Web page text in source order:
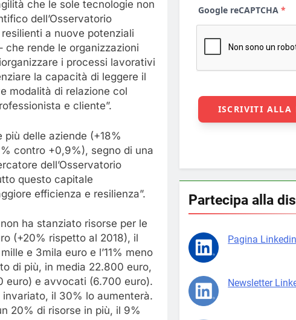
che le sole tecnologie non
dell’Osservatorio
a nuove potenziali
che rende le organizzazioni
i processi lavorativi
la capacità di leggere il
modalità di relazione col
e cliente”.
delle aziende (+18%
contro +0,9%), segno di una
dell’Osservatorio
questo capitale
efficienza e resilienza”.
ha stanziato risorse per le
(+20% rispetto al 2018), il
e 3mila euro e l’11% meno
di più, in media 22.800 euro,
euro) e avvocati (6.700 euro).
il 30% lo aumenterà.
20% di risorse in più, il 9%
Partecipa alla
Pagina
Newsletter